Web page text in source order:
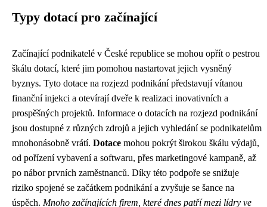
Typy dotací pro začínající
Začínající podnikatelé v České republice se mohou opřít o pestrou
škálu dotací, které jim pomohou nastartovat jejich vysněný
byznys. Tyto dotace na rozjezd podnikání představují vítanou
finanční injekci a otevírají dveře k realizaci inovativních a
prospěšných projektů. Informace o dotacích na rozjezd podnikání
jsou dostupné z různých zdrojů a jejich vyhledání se podnikatelům
mnohonásobně vrátí. Dotace mohou pokrýt širokou škálu výdajů,
od pořízení vybavení a softwaru, přes marketingové kampaně, až
po nábor prvních zaměstnanců. Díky této podpoře se snižuje
riziko spojené se začátkem podnikání a zvyšuje se šance na
úspěch. Mnoho začínajících firem, které dnes patří mezi lídry ve